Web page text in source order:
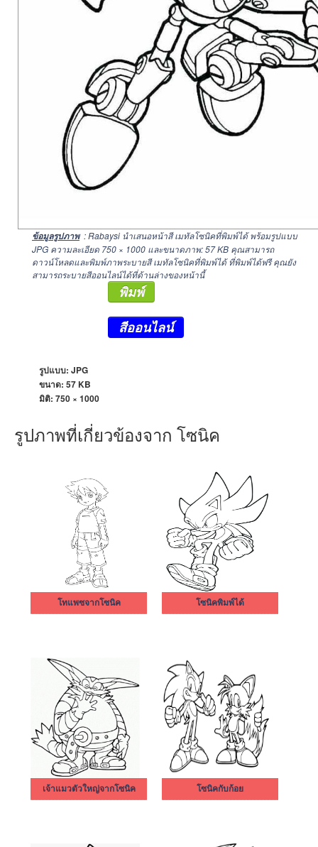
ข้อมูลรูปภาพ : Rabaysi นำเสนอหน้าสี เมทัลโซนิคที่พิมพ์ได้ พร้อมรูปแบบ
JPG ความละเอียด 750 × 1000 และขนาดภาพ: 57 KB คุณสามารถ
ดาวน์โหลดและพิมพ์ภาพระบายสี เมทัลโซนิคที่พิมพ์ได้ ที่พิมพ์ได้ฟรี คุณยัง
สามารถระบายสีออนไลน์ได้ที่ด้านล่างของหน้านี้
พิมพ์
สีออนไลน์
รูปแบบ: JPG
ขนาด: 57 KB
มิติ: 750 × 1000
รูปภาพที่เกี่ยวข้องจาก โซนิค
โทแพซจากโซนิค โซนิคพิมพ์ได้
เจ้าแมวตัวใหญ่จากโซนิค โซนิคกับก้อย